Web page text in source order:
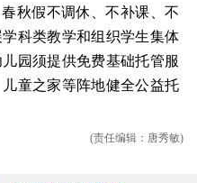
秋假不调休、不补课、不
科类教学和组织学生集体
园须提供免费基础托管服
童之家等阵地健全公益托
(责任编辑：唐秀敏)